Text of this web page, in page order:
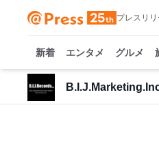
プレスリ
新着 エンタメ グルメ